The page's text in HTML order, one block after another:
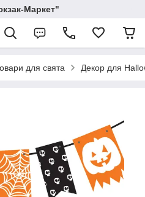
Маркет"
для свята Декор для